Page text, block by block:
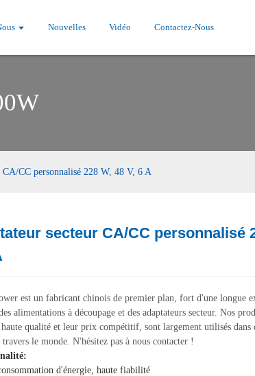
Nouvelles Vidéo Contactez-Nous
CA/CC personnalisé 228 W, 48 V, 6 A
Loading...
Loading...
secteur CA/CC personnalisé
est un fabricant chinois de premier plan, fort d'une longue
alimentations à découpage et des adaptateurs secteur. Nos
qualité et leur prix compétitif, sont largement utilisés dans
travers le monde. N'hésitez pas à nous contacter !
d'énergie, haute fiabilité